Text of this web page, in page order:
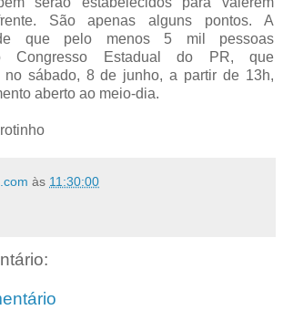
São apenas alguns pontos. A
que pelo menos 5 mil pessoas
Congresso Estadual do PR, que
no sábado, 8 de junho, a partir de 13h,
aberto ao meio-dia.
às 11:30:00